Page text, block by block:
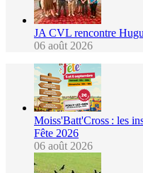
JA CVL rencontre
06 août 2026
Moiss'Batt'Cross : les
Fête 2026
06 août 2026